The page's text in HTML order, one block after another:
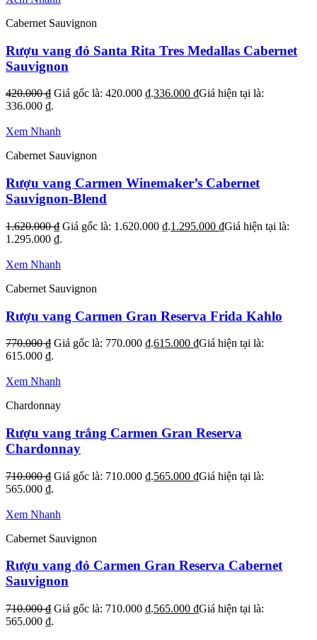
Cabernet Sauvignon
Rượu vang đỏ Santa Rita Tres Medallas Cabernet
Sauvignon
420.000₫ Giá gốc là: 420.000 ₫.336.000 ₫Giá hiện tại là:
336.000 ₫.
Xem Nhanh
Cabernet Sauvignon
Rượu vang Carmen Winemaker’s Cabernet
Sauvignon-Blend
1.620.000₫ Giá gốc là: 1.620.000 ₫.1.295.000 ₫Giá hiện tại là:
1.295.000 ₫.
Xem Nhanh
Cabernet Sauvignon
Rượu vang Carmen Gran Reserva Frida Kahlo
770.000₫ Giá gốc là: 770.000 ₫.615.000 ₫Giá hiện tại là:
615.000 ₫.
Xem Nhanh
Chardonnay
Rượu vang trắng Carmen Gran Reserva
Chardonnay
710.000₫ Giá gốc là: 710.000 ₫.565.000 ₫Giá hiện tại là:
565.000 ₫.
Xem Nhanh
Cabernet Sauvignon
Rượu vang đỏ Carmen Gran Reserva Cabernet
Sauvignon
710.000₫ Giá gốc là: 710.000 ₫.565.000 ₫Giá hiện tại là:
565.000 ₫.